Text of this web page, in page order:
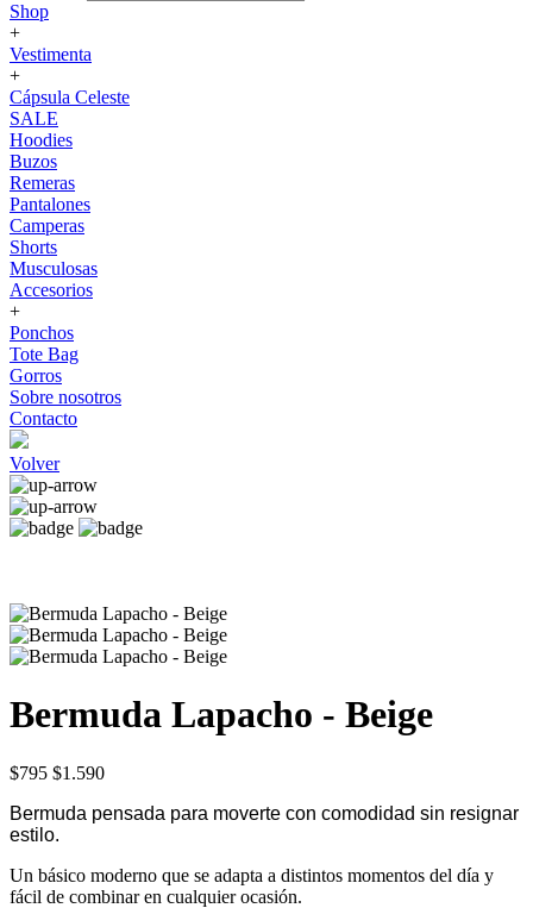
Shop
+
Vestimenta
+
Cápsula Celeste
SALE
Hoodies
Buzos
Remeras
Pantalones
Camperas
Shorts
Musculosas
Accesorios
+
Ponchos
Tote Bag
Gorros
Sobre nosotros
Contacto
Volver
Bermuda Lapacho - Beige
$795 $1.590
Bermuda pensada para moverte con comodidad sin resignar
estilo.
Un básico moderno que se adapta a distintos momentos del día y
fácil de combinar en cualquier ocasión.